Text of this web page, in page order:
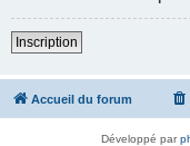
Inscription
Accueil du forum
Développé par